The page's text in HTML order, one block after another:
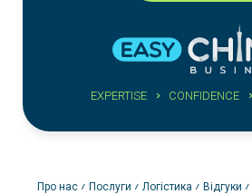
EXPERTISE CONFIDENCE
Про нас Послуги Логістика Відгуки